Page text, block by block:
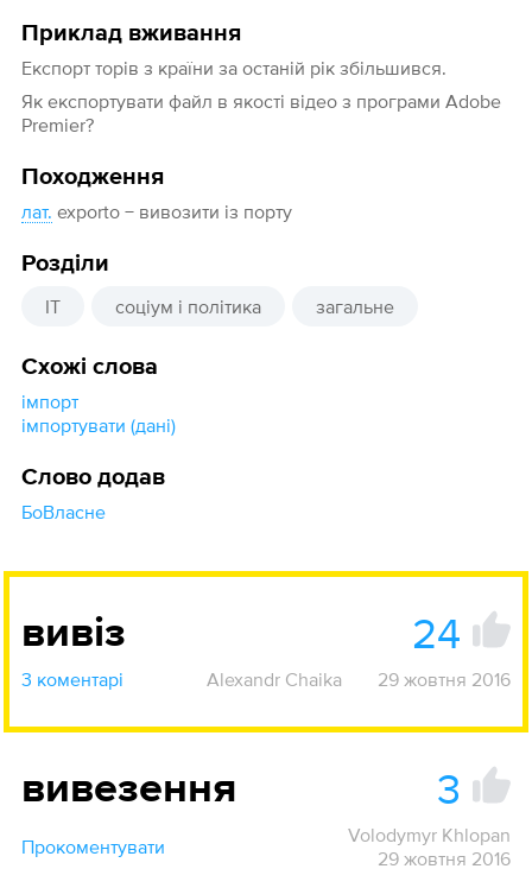
Приклад вживання
Експорт торів з країни за останій рік збільшився.
Як експортувати файл в якості відео з програми Adobe
Premier?
Походження
лат. exporto − вивозити із порту
Розділи
IT соціум і політика загальне
Схожі слова
імпорт
імпортувати (дані)
Слово додав
БоВласне
вивіз 24
3 коментарі Alexandr Chaika 29 жовтня 2016
вивезення 3
Прокоментувати
Volodymyr Khlopan
29 жовтня 2016